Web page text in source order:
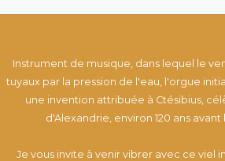
Instrument de musique, dans lequel le
tuyaux par la pression de l'eau, l'orgue
une invention attribuée à Ctésibius,
d'Alexandrie, environ 120 ans
Je vous invite à venir vibrer avec ce viel